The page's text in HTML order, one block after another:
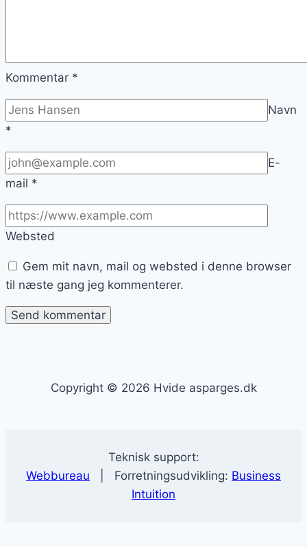
Kommentar *
Navn
*
E-
mail *
Websted
Gem mit navn, mail og websted i denne browser
til næste gang jeg kommenterer.
Copyright © 2026 Hvide asparges.dk
Teknisk support:
Webbureau | Forretningsudvikling: Business
Intuition